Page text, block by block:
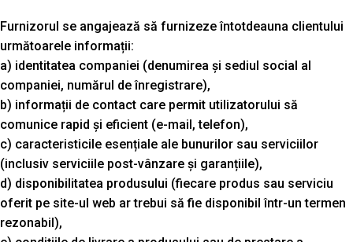
Furnizorul se angajează să furnizeze întotdeauna clientului
următoarele informații:
a) identitatea companiei (denumirea și sediul social al
companiei, numărul de înregistrare),
b) informații de contact care permit utilizatorului să
comunice rapid și eficient (e-mail, telefon),
c) caracteristicile esențiale ale bunurilor sau serviciilor
(inclusiv serviciile post-vânzare și garanțiile),
d) disponibilitatea produsului (fiecare produs sau serviciu
oferit pe site-ul web ar trebui să fie disponibil într-un termen
rezonabil),